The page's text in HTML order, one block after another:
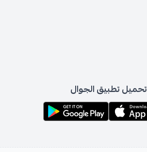
تحميل تطبيق الجوال